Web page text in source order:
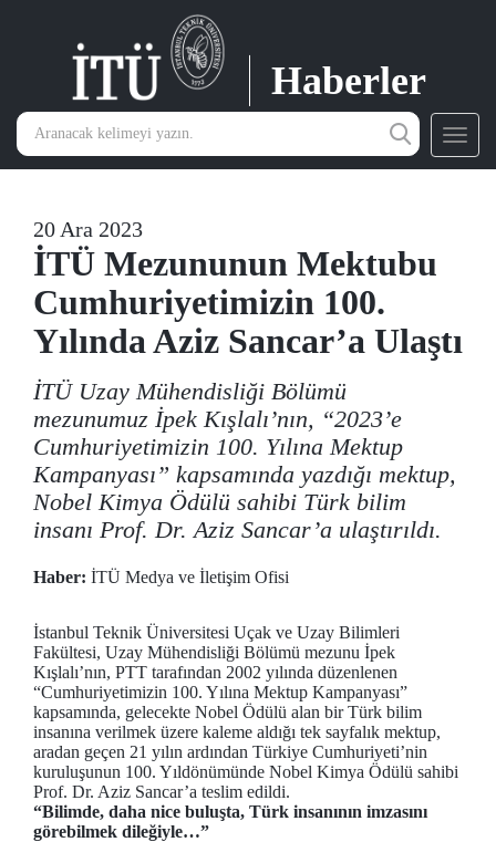
Haberler
20 Ara 2023
İTÜ Mezununun Mektubu
Cumhuriyetimizin 100.
Yılında Aziz Sancar’a Ulaştı
İTÜ Uzay Mühendisliği Bölümü
mezunumuz İpek Kışlalı’nın, “2023’e
Cumhuriyetimizin 100. Yılına Mektup
Kampanyası” kapsamında yazdığı mektup,
Nobel Kimya Ödülü sahibi Türk bilim
insanı Prof. Dr. Aziz Sancar’a ulaştırıldı.
Haber: İTÜ Medya ve İletişim Ofisi
İstanbul Teknik Üniversitesi Uçak ve Uzay Bilimleri
Fakültesi, Uzay Mühendisliği Bölümü mezunu İpek
Kışlalı’nın, PTT tarafından 2002 yılında düzenlenen
“Cumhuriyetimizin 100. Yılına Mektup Kampanyası”
kapsamında, gelecekte Nobel Ödülü alan bir Türk bilim
insanına verilmek üzere kaleme aldığı tek sayfalık mektup,
aradan geçen 21 yılın ardından Türkiye Cumhuriyeti’nin
kuruluşunun 100. Yıldönümünde Nobel Kimya Ödülü sahibi
Prof. Dr. Aziz Sancar’a teslim edildi.
“Bilimde, daha nice buluşta, Türk insanının imzasını
görebilmek dileğiyle…”